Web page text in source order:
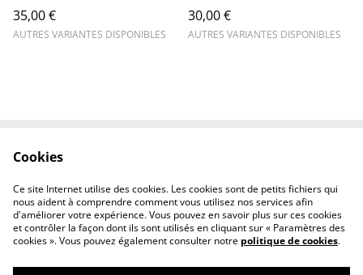
35,00 €
AUTRES VARIANTES DISPONIBLES
30,00 €
AUTRES VARIANTES DISPONIBLES
Conditions générales
Livraison
Cookies
Nous contacter
Cookies
Ce site Internet utilise des cookies. Les cookies sont de petits fichiers qui
nous aident à comprendre comment vous utilisez nos services afin
d'améliorer votre expérience. Vous pouvez en savoir plus sur ces cookies
et contrôler la façon dont ils sont utilisés en cliquant sur « Paramètres des
cookies ». Vous pouvez également consulter notre politique de cookies.